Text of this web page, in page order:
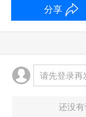
分享
请先登录再
还没有